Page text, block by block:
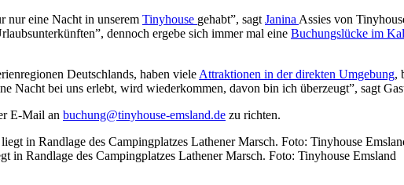
nur eine Nacht in unserem Tinyhouse gehabt”, sagt Janina Assies von
dennoch ergebe sich immer mal eine Buchungslücke im
Deutschlands, haben viele Attraktionen in der direkten Umgebung,
Nacht bei uns erlebt, wird wiederkommen, davon bin ich überzeugt”, sagt
E-Mail an buchung@tinyhouse-emsland.de zu richten.
Randlage des Campingplatzes Lathener Marsch. Foto: Tinyhouse Emsland